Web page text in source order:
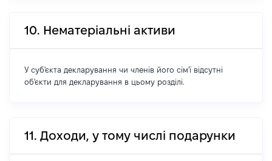
10. Нематеріальні активи
У суб'єкта декларування чи членів його сім'ї відсутні
об'єкти для декларування в цьому розділі.
11. Доходи, у тому числі подарунки